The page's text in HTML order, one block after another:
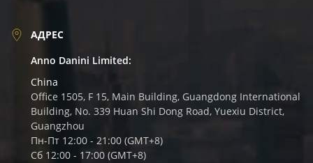
АДРЕС
Anno Danini Limited:
China
Office 1505, F 15, Main Building, Guangdong International
Building, No. 339 Huan Shi Dong Road, Yuexiu District,
Guangzhou
Пн-Пт 12:00 - 21:00 (GMT+8)
Сб 12:00 - 17:00 (GMT+8)